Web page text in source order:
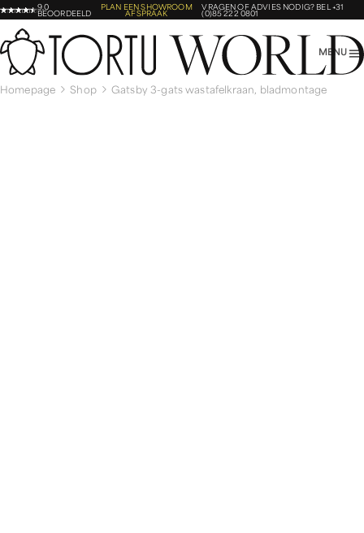
9,0
BEOORDEELD
PLAN EEN SHOWROOM
AFSPRAAK
VRAGEN OF ADVIES NODIG? BEL +31
(0)85 222 0801
MENU
Homepage Shop Gatsby 3-gats wastafelkraan, bladmontage